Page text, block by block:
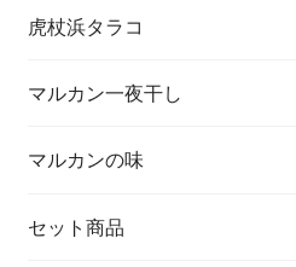
虎杖浜タラコ
マルカン一夜干し
マルカンの味
セット商品